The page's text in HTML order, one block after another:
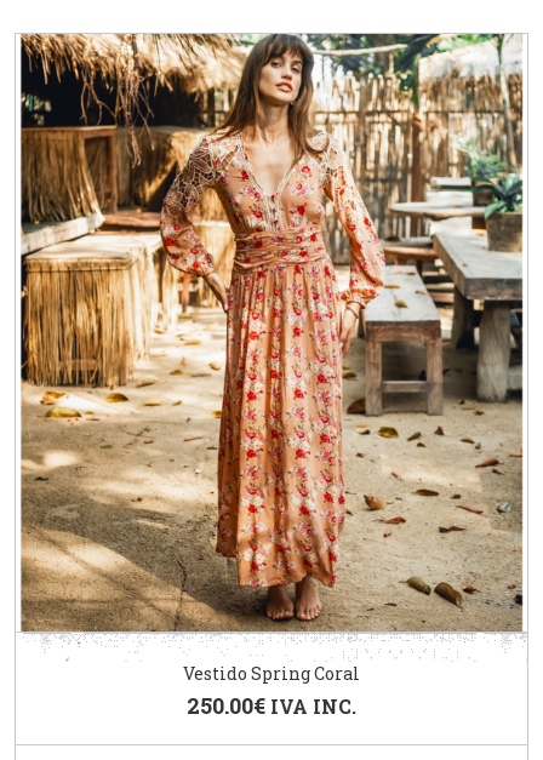
Vestido Spring Coral
250.00€ IVA INC.